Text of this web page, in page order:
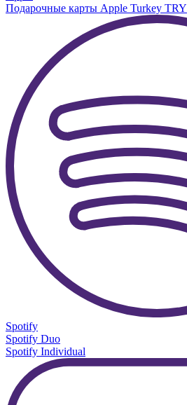
Подарочные карты Apple Turkey TRY
Spotify
Spotify Duo
Spotify Individual